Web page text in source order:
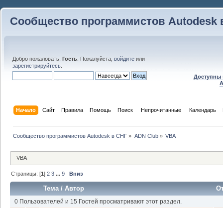
Сообщество программистов Autodesk
Добро пожаловать, Гость . Пожалуйста, войдите или
зарегистрируйтесь
Доступны
Начало Сайт Правила Помощь Поиск Непрочитанные Календарь
Сообщество программистов Autodesk в СНГ » ADN Club» VBA
VBA
Страницы: [1]2 3 ...9 Вниз
Тема /Автор
0 Пользователей и 15 Гостей просматривают этот раздел.